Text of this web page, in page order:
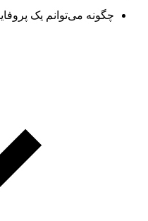
چگونه می‌توانم یک